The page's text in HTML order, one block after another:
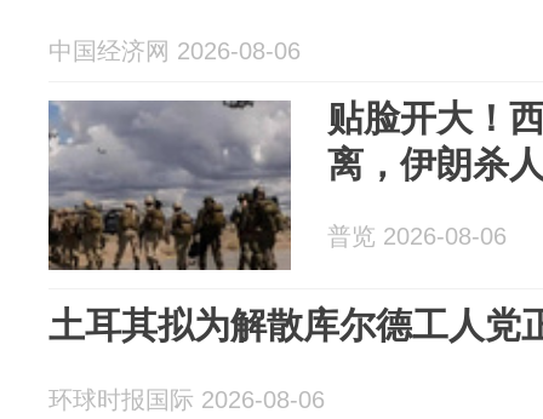
中国经济网 2026-08-06
贴脸开大！
离，伊朗杀
普览 2026-08-06
土耳其拟为解散库尔德工人党
环球时报国际 2026-08-06